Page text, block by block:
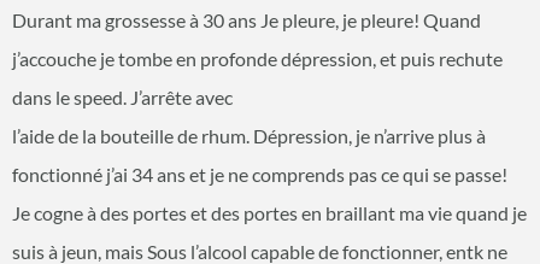
Durant ma grossesse à 30 ans Je pleure, je pleure! Quand
j’accouche je tombe en profonde dépression, et puis rechute
dans le speed. J’arrête avec
l’aide de la bouteille de rhum. Dépression, je n’arrive plus à
fonctionné j’ai 34 ans et je ne comprends pas ce qui se passe!
Je cogne à des portes et des portes en braillant ma vie quand je
suis à jeun, mais Sous l’alcool capable de fonctionner, entk ne